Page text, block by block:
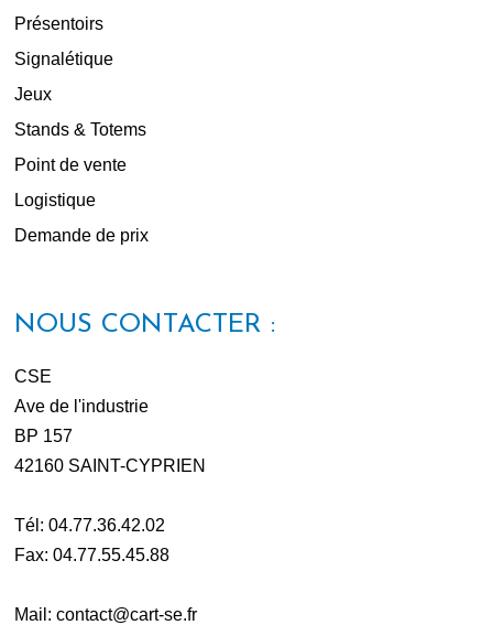
Présentoirs
Signalétique
Jeux
Stands & Totems
Point de vente
Logistique
Demande de prix
NOUS CONTACTER :
CSE
Ave de l'industrie
BP 157
42160 SAINT-CYPRIEN
Tél: 04.77.36.42.02
Fax: 04.77.55.45.88
Mail: contact@cart-se.fr